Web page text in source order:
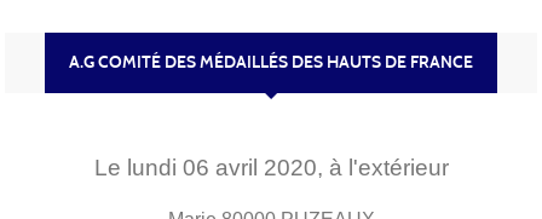
A.G COMITÉ DES MÉDAILLÉS DES HAUTS DE FRANCE
Le lundi 06 avril 2020, à l'extérieur